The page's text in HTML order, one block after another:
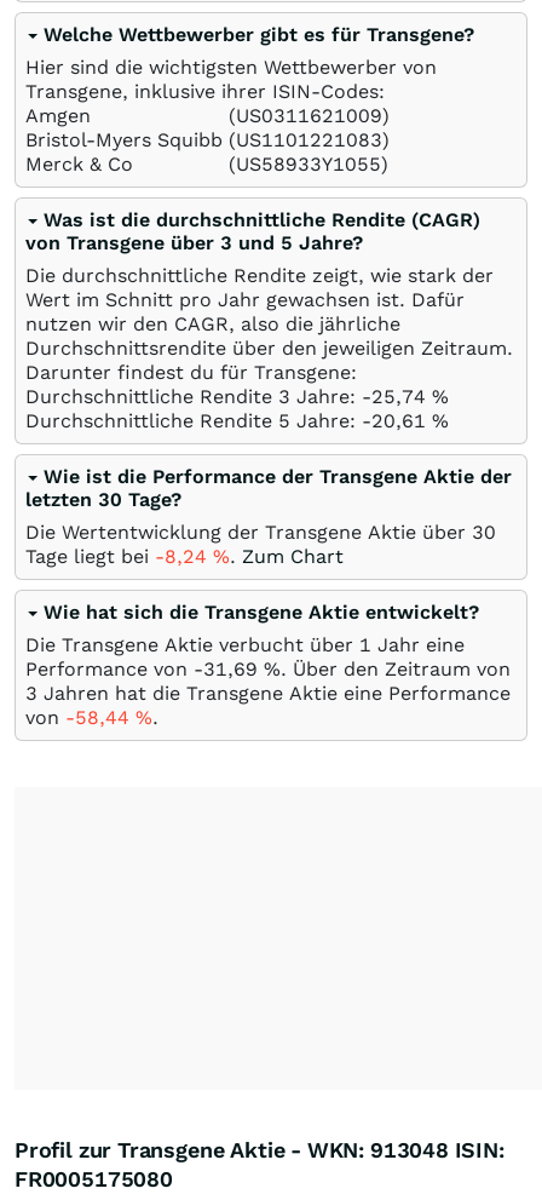
Welche Wettbewerber gibt es für Transgene?
Hier sind die wichtigsten Wettbewerber von
Transgene, inklusive ihrer ISIN-Codes:
Amgen
(US0311621009)
Bristol-Myers Squibb (US1101221083)
Merck & Co
(US58933Y1055)
Was ist die durchschnittliche Rendite (CAGR)
von Transgene über 3 und 5 Jahre?
Die durchschnittliche Rendite zeigt, wie stark der
Wert im Schnitt pro Jahr gewachsen ist. Dafür
nutzen wir den CAGR, also die jährliche
Durchschnittsrendite über den jeweiligen Zeitraum.
Darunter findest du für Transgene:
Durchschnittliche Rendite 3 Jahre: -25,74 %
Durchschnittliche Rendite 5 Jahre: -20,61 %
Wie ist die Performance der Transgene Aktie der
letzten 30 Tage?
Die Wertentwicklung der Transgene Aktie über 30
Tage liegt bei -8,24 %. Zum Chart
Wie hat sich die Transgene Aktie entwickelt?
Die Transgene Aktie verbucht über 1 Jahr eine
Performance von -31,69 %. Über den Zeitraum von
3 Jahren hat die Transgene Aktie eine Performance
von -58,44 %.
Profil zur Transgene Aktie - WKN: 913048 ISIN:
FR0005175080